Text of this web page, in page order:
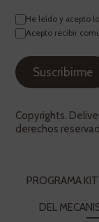
He leído y acepto
Acepto recibir
Copyrights.
derechos
PROGRAMA
DEL